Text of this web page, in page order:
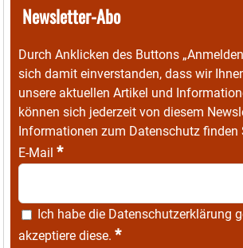
Newsletter-Abo
Durch Anklicken des Buttons
sich damit einverstanden, dass wir
unsere aktuellen Artikel und
können sich jederzeit von diesem
Informationen zum Datenschutz finden
E-Mail *
Ich habe die Datenschutzerklärung
akzeptiere diese. *